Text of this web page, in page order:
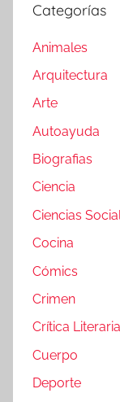
Categorías
Animales
Arquitectura
Arte
Autoayuda
Biografias
Ciencia
Ciencias
Cocina
Cómics
Crimen
Crítica Literaria
Cuerpo
Deporte